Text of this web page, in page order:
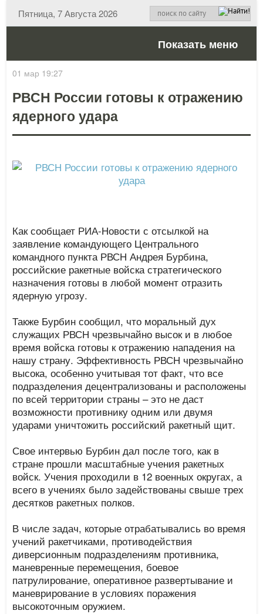
Пятница, 7 Августа 2026
Показать меню
01 мар 19:27
РВСН России готовы к отражению
ядерного удара
Как сообщает РИА-Новости с отсылкой на
заявление командующего Центрального
командного пункта РВСН Андрея Бурбина,
российские ракетные войска стратегического
назначения готовы в любой момент отразить
ядерную угрозу.
Также Бурбин сообщил, что моральный дух
служащих РВСН чрезвычайно высок и в любое
время войска готовы к отражению нападения на
нашу страну. Эффективность РВСН чрезвычайно
высока, особенно учитывая тот факт, что все
подразделения децентрализованы и расположены
по всей территории страны – это не даст
возможности противнику одним или двумя
ударами уничтожить российский ракетный щит.
Свое интервью Бурбин дал после того, как в
стране прошли масштабные учения ракетных
войск. Учения проходили в 12 военных округах, а
всего в учениях было задействованы свыше трех
десятков ракетных полков.
В числе задач, которые отрабатывались во время
учений ракетчиками, противодействия
диверсионным подразделениям противника,
маневренные перемещения, боевое
патрулирование, оперативное развертывание и
маневрирование в условиях поражения
высокоточным оружием.